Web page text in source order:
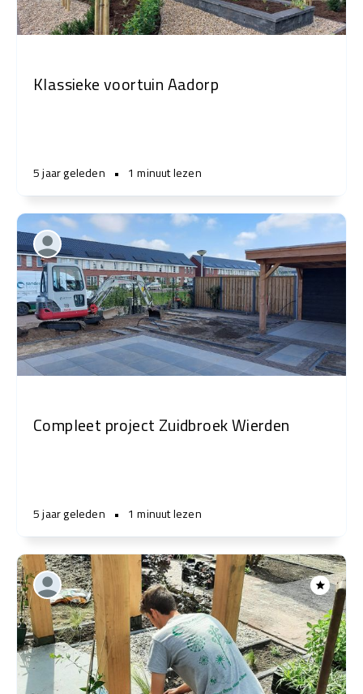
Klassieke voortuin Aadorp
5 jaar geleden • 1 minuut lezen
Compleet project Zuidbroek Wierden
5 jaar geleden • 1 minuut lezen